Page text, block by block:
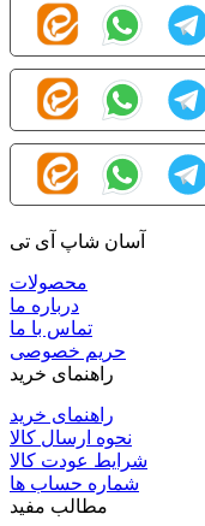
آسان شاپ آی تی
محصولات
درباره ما
تماس با ما
حریم خصوصی
راهنمای خرید
راهنمای خرید
نحوه ارسال کالا
شرایط عودت کالا
شماره حساب ها
مطالب مفید